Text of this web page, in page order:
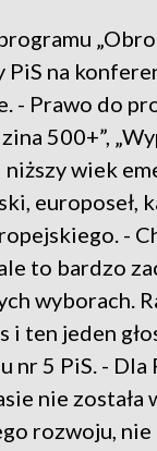
na
- Prawo do
500+”,
niższy wiek
europoseł,
-
to bardzo
wyborach.
i ten jeden
nr 5 PiS. -
nie
rozwoju,